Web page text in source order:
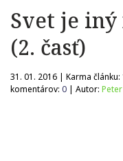
Svet je
(2. časť)
31. 01. 2016 | Karma článku:
komentárov: 0 | Autor: